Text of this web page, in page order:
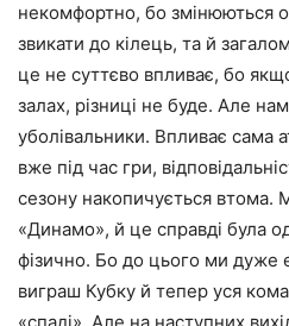
некомфортно, бо змінюються
звикати до кілець, та й
це не суттєво впливає, бо
залах, різниці не буде. Але
уболівальники. Впливає сама
вже під час гри,
сезону накопичується втома.
«Динамо», й це справді була
фізично. Бо до цього ми дуже
виграш Кубку й тепер уся